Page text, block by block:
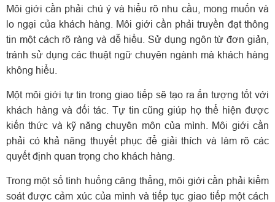
Môi giới cần phải chú ý và hiểu rõ nhu cầu, mong muốn và
lo ngại của khách hàng. Môi giới cần phải truyền đạt thông
tin một cách rõ ràng và dễ hiểu. Sử dụng ngôn từ đơn giản,
tránh sử dụng các thuật ngữ chuyên ngành mà khách hàng
không hiểu.
Một môi giới tự tin trong giao tiếp sẽ tạo ra ấn tượng tốt với
khách hàng và đối tác. Tự tin cũng giúp họ thể hiện được
kiến thức và kỹ năng chuyên môn của mình. Môi giới cần
phải có khả năng thuyết phục để giải thích và làm rõ các
quyết định quan trọng cho khách hàng.
Trong một số tình huống căng thẳng, môi giới cần phải kiểm
soát được cảm xúc của mình và tiếp tục giao tiếp một cách